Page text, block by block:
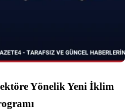
Yönelik Yeni İklim